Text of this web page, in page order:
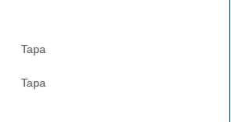
Tapa
Tapa